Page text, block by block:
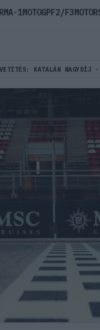
KATALÁN NAGYDÍJ
1MOTOGPF2/F3